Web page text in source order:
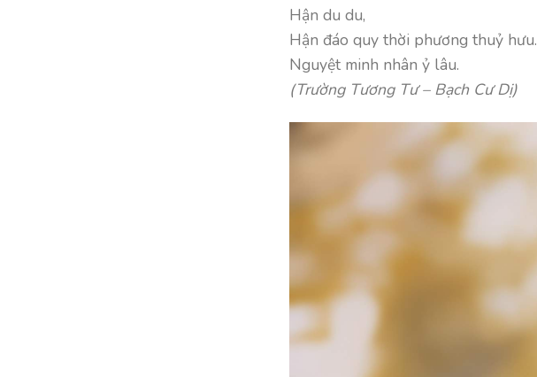
Hận du du,
Hận đáo quy thời phương thuỷ hưu.
Nguyệt minh nhân ỷ lâu.
(Trường Tương Tư – Bạch Cư Dị)